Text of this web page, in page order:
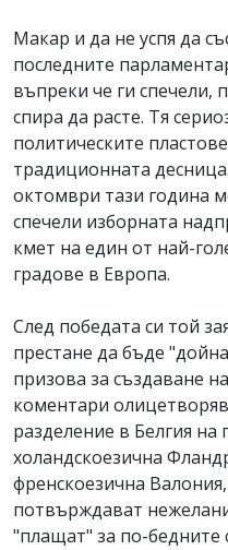
Макар и да не успя да
последните
въпреки че ги спечели,
спира да расте. Тя
политическите
традиционната
октомври тази година
спечели изборната
кмет на един от най-
градове в Европа.
След победата си той
престане да бъде
призова за създаване
коментари
разделение в Белгия на
холандскоезична
френскоезична
потвърждават
"плащат" за по-бедните